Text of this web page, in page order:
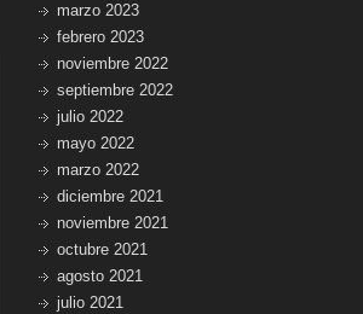
marzo 2023
febrero 2023
noviembre 2022
septiembre 2022
julio 2022
mayo 2022
marzo 2022
diciembre 2021
noviembre 2021
octubre 2021
agosto 2021
julio 2021